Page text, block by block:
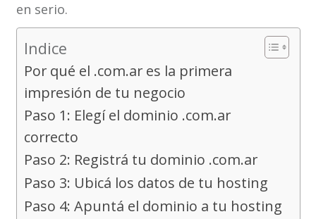
en serio.
Indice
Por qué el .com.ar es la primera
impresión de tu negocio
Paso 1: Elegí el dominio .com.ar
correcto
Paso 2: Registrá tu dominio .com.ar
Paso 3: Ubicá los datos de tu hosting
Paso 4: Apuntá el dominio a tu hosting